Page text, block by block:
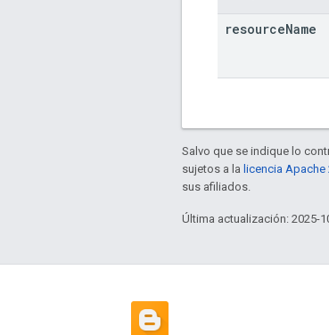
resourceName
Salvo que se indique lo
sujetos a la licencia Apache
sus afiliados.
Última actualización: 2025-